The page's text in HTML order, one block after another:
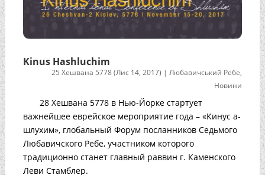
Kinus Hashluchim
25 Хешвана 5778 (Лис 14, 2017) |Любавичський Ребе,
Новини
28 Хешвана 5778 в Нью-Йорке стартует
важнейшее еврейское мероприятие года – «Кинус а-
шлухим», глобальный Форум посланников Седьмого
Любавичского Ребе, участником которого
традиционно станет главный раввин г. Каменского
Леви Стамблер.